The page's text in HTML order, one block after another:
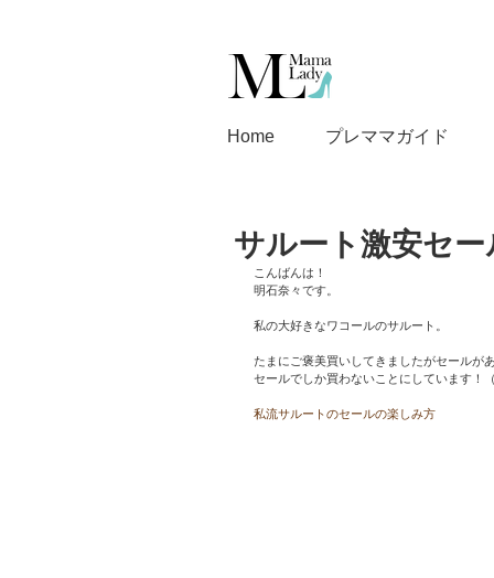
Home プレママガイド
サルート激安セー
こんばんは！
明石奈々です。
私の大好きなワコールのサルート。
たまにご褒美買いしてきましたがセールが
セールでしか買わないことにしています！（
私流サルートのセールの楽しみ方